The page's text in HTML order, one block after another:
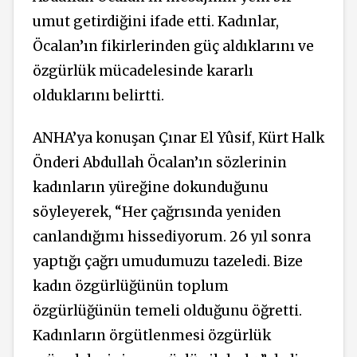
umut getirdiğini ifade etti. Kadınlar,
Öcalan’ın fikirlerinden güç aldıklarını ve
özgürlük mücadelesinde kararlı
olduklarını belirtti.
ANHA’ya konuşan Çınar El Yûsif, Kürt Halk
Önderi Abdullah Öcalan’ın sözlerinin
kadınların yüreğine dokunduğunu
söyleyerek, “Her çağrısında yeniden
canlandığımı hissediyorum. 26 yıl sonra
yaptığı çağrı umudumuzu tazeledi. Bize
kadın özgürlüğünün toplum
özgürlüğünün temeli olduğunu öğretti.
Kadınların örgütlenmesi özgürlük